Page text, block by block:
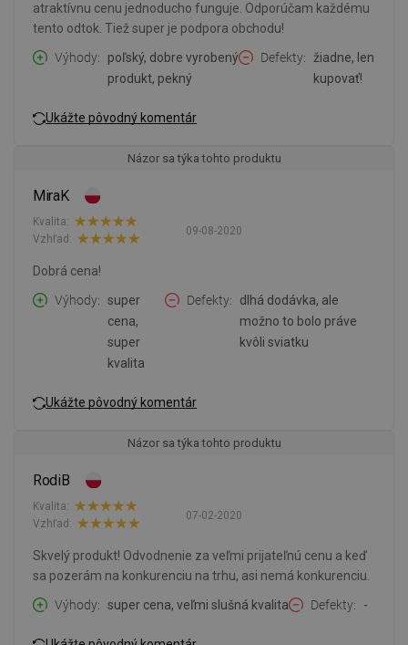
atraktívnu cenu jednoducho funguje. Odporúčam každému
tento odtok. Tiež super je podpora obchodu!
Výhody
poľský, dobre vyrobený
produkt, pekný
Defekty
žiadne, len
kupovať!
Ukážte pôvodný komentár
Názor sa týka tohto produktu
MiraK
09-08-2020
Kvalita:
Vzhľad:
Dobrá cena!
Výhody
super
cena,
super
kvalita
Defekty
dlhá dodávka, ale
možno to bolo práve
kvôli sviatku
Ukážte pôvodný komentár
Názor sa týka tohto produktu
RodiB
07-02-2020
Kvalita:
Vzhľad:
Skvelý produkt! Odvodnenie za veľmi prijateľnú cenu a keď
sa pozerám na konkurenciu na trhu, asi nemá konkurenciu.
Výhody
super cena, veľmi slušná kvalita Defekty -